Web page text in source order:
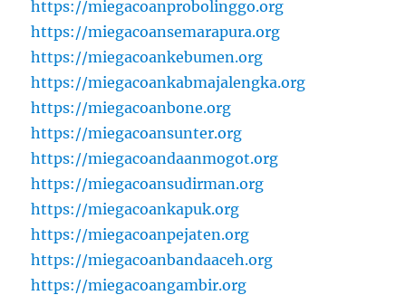
https://miegacoanprobolinggo.org
https://miegacoansemarapura.org
https://miegacoankebumen.org
https://miegacoankabmajalengka.org
https://miegacoanbone.org
https://miegacoansunter.org
https://miegacoandaanmogot.org
https://miegacoansudirman.org
https://miegacoankapuk.org
https://miegacoanpejaten.org
https://miegacoanbandaaceh.org
https://miegacoangambir.org